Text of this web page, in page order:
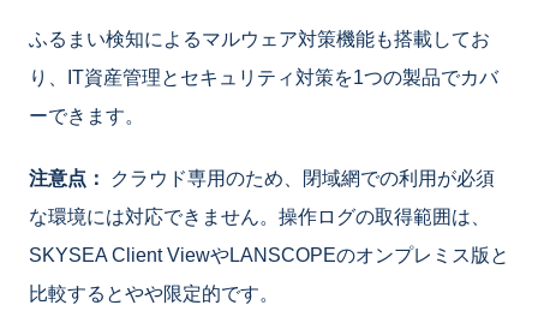
ふるまい検知によるマルウェア対策機能も搭載してお
り、IT資産管理とセキュリティ対策を1つの製品でカバ
ーできます。
注意点：
クラウド専用のため、閉域網での利用が必須
な環境には対応できません。操作ログの取得範囲は、
SKYSEA Client ViewやLANSCOPEのオンプレミス版と
比較するとやや限定的です。